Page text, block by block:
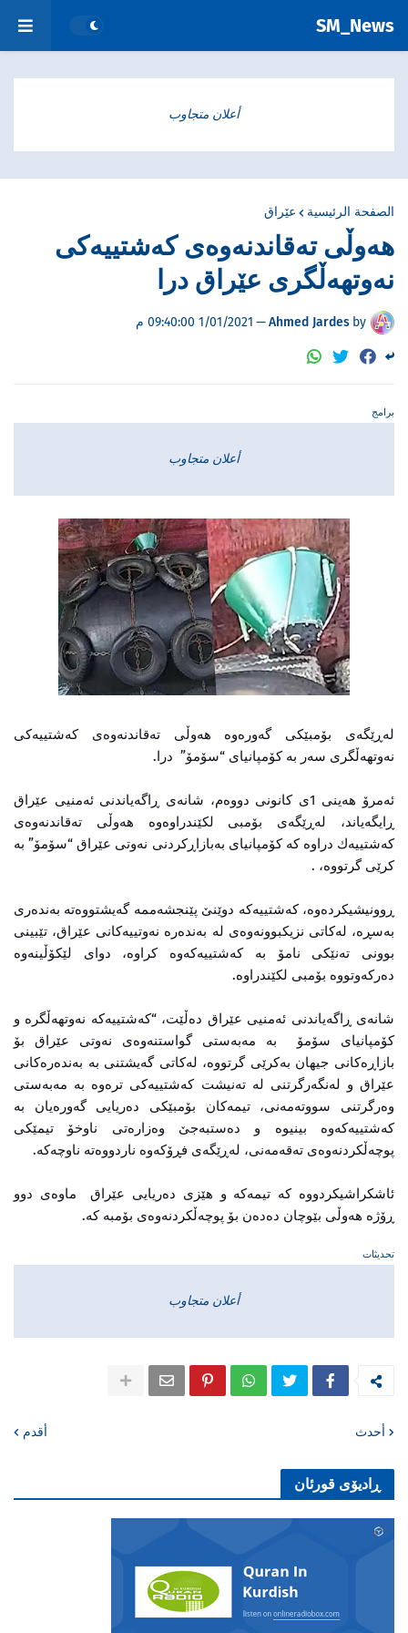
SM_News
أعلان متجاوب
الصفحة الرئيسية عێراق
هەوڵی تەقاندنەوەی كەشتییەكی
نەوتهەڵگری عێراق درا
by
Ahmed Jardes
— 1/01/2021 09:40:00 م
برامج
أعلان متجاوب
لەڕێگەی بۆمبێكی گەورەوە هەوڵی تەقاندنەوەی كەشتییەكی
نەوتهەڵگری سەر بە كۆمپانیای “سۆمۆ” درا.
ئەمرۆ هەینی 1ی كانونی دووەم، شانەی ڕاگەیاندنی ئەمنیی عێراق
ڕایگەیاند، لەڕێگەی بۆمبی لكێندراوەوە هەوڵی تەقاندنەوەی
كەشتییەك دراوە كە كۆمپانیای بەبازاڕكردنی نەوتی عێراق “سۆمۆ” بە
كرێی گرتووە، .
ڕوونیشیكردەوە، كەشتییەكە دوێنێ پێنجشەممە گەیشتووەتە بەندەری
بەسڕە، لەكاتی نزیكبوونەوەی لە بەندەرە نەوتییەكانی عێراق، تێبینی
بوونی تەنێكی نامۆ بە كەشتییەكەوە كراوە، دوای لێكۆڵینەوە
دەركەوتووە بۆمبی لكێندراوە.
شانەی ڕاگەیاندنی ئەمنیی عێراق دەڵێت، “كەشتییەكە نەوتهەڵگرە و
كۆمپانیای سۆمۆ بە مەبەستی گواستنەوەی نەوتی عێراق بۆ
بازاڕەكانی جیهان بەكرێی گرتووە، لەكاتی گەیشتنی بە بەندەرەكانی
عێراق و لەنگەرگرتنی لە تەنیشت كەشتییەكی ترەوە بە مەبەستی
وەرگرتنی سووتەمەنی، تیمەكان بۆمبێكی دەریایی گەورەیان بە
كەشتییەكەوە بینیوە و دەستبەجێ وەزارەتی ناوخۆ تیمێكی
پوچەڵكردنەوەی تەقەمەنی، لەڕێگەی فڕۆكەوە ناردووەتە ناوچەکە.
ئاشكراشیكردووە كە تیمەكە و هێزی دەریایی عێراق ماوەی دوو
ڕۆژە هەوڵی بێوچان دەدەن بۆ پوچەڵكردنەوەی بۆمبە کە.
تحديثات
أعلان متجاوب
أحدث أقدم
ڕادیۆی قورئان